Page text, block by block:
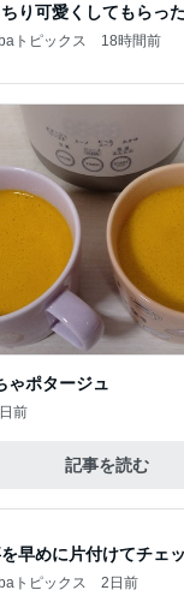
り可愛くしてもらっ
トピックス 18時間前
ゃポタージュ
前
記事を読む
早めに片付けてチェ
トピックス 2日前